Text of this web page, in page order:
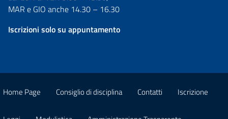
MAR e GIO anche 14.30 – 16.30
Iscrizioni solo su appuntamento
Home Page Consiglio di disciplina Contatti Iscrizione